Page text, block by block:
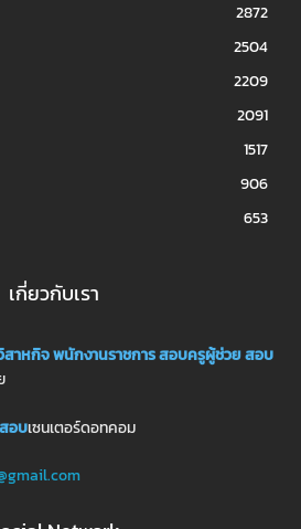
2872
2504
2209
2091
1517
906
653
เกี่ยวกับเรา
สาหกิจพนักงานราชการสอบครูผู้ช่วยสอบ
อบเซนเตอร์ดอทคอม